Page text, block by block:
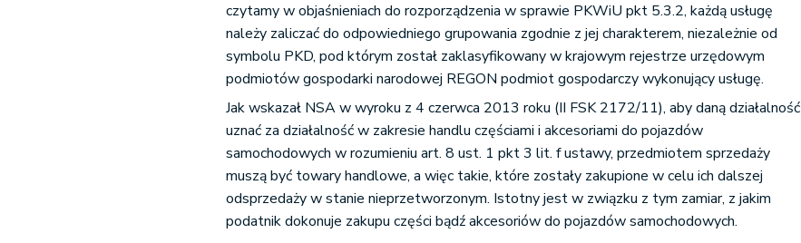
czytamy w objaśnieniach do rozporządzenia w sprawie PKWiU pkt 5.3.2, każdą usługę
należy zaliczać do odpowiedniego grupowania zgodnie z jej charakterem, niezależnie od
symbolu PKD, pod którym został zaklasyfikowany w krajowym rejestrze urzędowym
podmiotów gospodarki narodowej REGON podmiot gospodarczy wykonujący usługę.
Jak wskazał NSA w wyroku z 4 czerwca 2013 roku (II FSK 2172/11), aby daną działalność
uznać za działalność w zakresie handlu częściami i akcesoriami do pojazdów
samochodowych w rozumieniu art. 8 ust. 1 pkt 3 lit. f ustawy, przedmiotem sprzedaży
muszą być towary handlowe, a więc takie, które zostały zakupione w celu ich dalszej
odsprzedaży w stanie nieprzetworzonym. Istotny jest w związku z tym zamiar, z jakim
podatnik dokonuje zakupu części bądź akcesoriów do pojazdów samochodowych.